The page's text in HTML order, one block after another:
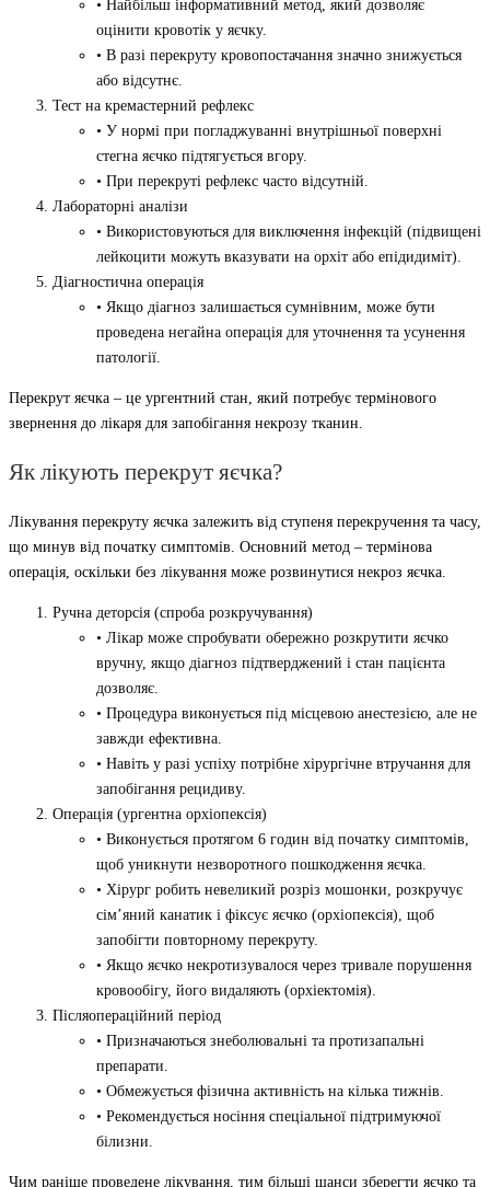
• Найбільш інформативний метод, який дозволяє
оцінити кровотік у яєчку.
• В разі перекруту кровопостачання значно знижується
або відсутнє.
Тест на кремастерний рефлекс
• У нормі при погладжуванні внутрішньої поверхні
стегна яєчко підтягується вгору.
• При перекруті рефлекс часто відсутній.
Лабораторні аналізи
• Використовуються для виключення інфекцій (підвищені
лейкоцити можуть вказувати на орхіт або епідидиміт).
Діагностична операція
• Якщо діагноз залишається сумнівним, може бути
проведена негайна операція для уточнення та усунення
патології.
Перекрут яєчка – це ургентний стан, який потребує термінового
звернення до лікаря для запобігання некрозу тканин.
Як лікують перекрут яєчка?
Лікування перекруту яєчка залежить від ступеня перекручення та часу,
що минув від початку симптомів. Основний метод – термінова
операція, оскільки без лікування може розвинутися некроз яєчка.
Ручна деторсія (спроба розкручування)
• Лікар може спробувати обережно розкрутити яєчко
вручну, якщо діагноз підтверджений і стан пацієнта
дозволяє.
• Процедура виконується під місцевою анестезією, але не
завжди ефективна.
• Навіть у разі успіху потрібне хірургічне втручання для
запобігання рецидиву.
Операція (ургентна орхіопексія)
• Виконується протягом 6 годин від початку симптомів,
щоб уникнути незворотного пошкодження яєчка.
• Хірург робить невеликий розріз мошонки, розкручує
сім’яний канатик і фіксує яєчко (орхіопексія), щоб
запобігти повторному перекруту.
• Якщо яєчко некротизувалося через тривале порушення
кровообігу, його видаляють (орхіектомія).
Післяопераційний період
• Призначаються знеболювальні та протизапальні
препарати.
• Обмежується фізична активність на кілька тижнів.
• Рекомендується носіння спеціальної підтримуючої
білизни.
Чим раніше проведене лікування, тим більші шанси зберегти яєчко та